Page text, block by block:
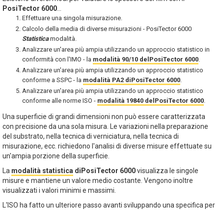
PosiTector 6000...
Effettuare una singola misurazione.
Calcolo della media di diverse misurazioni - PosiTector 6000
Statisticamodalità.
Analizzare un'area più ampia utilizzando un approccio statistico in
conformità con l'IMO - la modalità 90/10 delPosiTector 6000.
Analizzare un'area più ampia utilizzando un approccio statistico
conforme a SSPC - la modalità PA2 diPosiTector 6000.
Analizzare un'area più ampia utilizzando un approccio statistico
conforme alle norme ISO - modalità 19840 delPosiTector 6000.
Una superficie di grandi dimensioni non può essere caratterizzata
con precisione da una sola misura. Le variazioni nella preparazione
del substrato, nella tecnica di verniciatura, nella tecnica di
misurazione, ecc. richiedono l'analisi di diverse misure effettuate su
un'ampia porzione della superficie.
La modalità statistica diPosiTector 6000visualizza le singole
misure e mantiene un valore medio costante. Vengono inoltre
visualizzati i valori minimi e massimi.
L'ISO ha fatto un ulteriore passo avanti sviluppando una specifica per